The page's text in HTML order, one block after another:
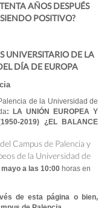
AÑOS DESPUÉS
POSITIVO?
UNIVERSITARIO DE LA
DÍA DE EUROPA
de la Universidad de
:
LA UNIÓN EUROPEA Y
2019) ¿EL BALANCE
Campus de Palencia y
de la Universidad de
mayo a las 10:00 horas en
de esta página o bien,